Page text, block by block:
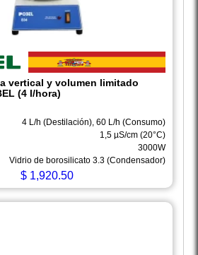
vertical y volumen limitado
(4 l/hora)
4 L/h (Destilación), 60 L/h (Consumo)
1,5 µS/cm (20°C)
3000W
Vidrio de borosilicato 3.3 (Condensador)
$1,920.50